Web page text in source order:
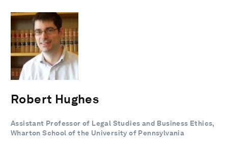
Robert Hughes
Assistant Professor of Legal Studies and Business Ethics,
Wharton School of the University of Pennsylvania